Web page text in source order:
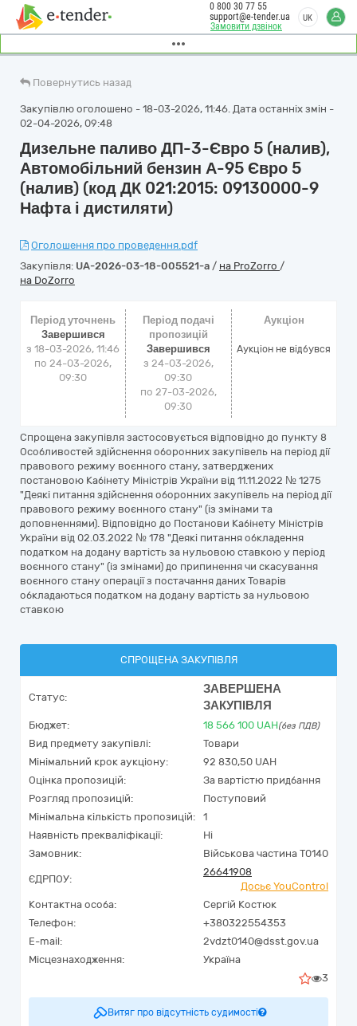
Замовити дзвінок
0 800 30 77 55
support@e-tender.ua
UK
Повернутись назад
Закупівлю оголошено - 18-03-2026, 11:46. Дата останніх змін -
02-04-2026, 09:48
Дизельне паливо ДП-3-Євро 5 (налив),
Автомобільний бензин А-95 Євро 5
(налив) (код ДК 021:2015: 09130000-9
Нафта і дистиляти)
Оголошення про проведення.pdf
Закупівля: UA-2026-03-18-005521-a / на ProZorro /
на DoZorro
Період уточнень
Завершився
з 18-03-2026, 11:46
по 24-03-2026,
09:30
Період подачі
пропозицій
Завершився
з 24-03-2026,
09:30
по 27-03-2026,
09:30
Аукціон
Аукціон не відбувся
Спрощена закупівля застосовується відповідно до пункту 8
Особливостей здійснення оборонних закупівель на період дії
правового режиму воєнного стану, затверджених
постановою Кабінету Міністрів України від 11.11.2022 № 1275
"Деякі питання здійснення оборонних закупівель на період дії
правового режиму воєнного стану" (із змінами та
доповненнями). Відповідно до Постанови Кабінету Міністрів
України від 02.03.2022 № 178 "Деякі питання обкладення
податком на додану вартість за нульовою ставкою у період
воєнного стану" (із змінами) до припинення чи скасування
воєнного стану операції з постачання даних Товарів
обкладаються податком на додану вартість за нульовою
ставкою
СПРОЩЕНА ЗАКУПІВЛЯ
Статус:
ЗАВЕРШЕНА
ЗАКУПІВЛЯ
Бюджет: 18 566 100 UAH(без ПДВ)
Вид предмету закупівлі:
Товари
Мінімальний крок аукціону:
92 830,50 UAH
Оцінка пропозицій:
За вартістю придбання
Розгляд пропозицій:
Поступовий
Мінімальна кількість пропозицій:
1
Наявність прекваліфікації:
Ні
Замовник:
Військова частина Т0140
ЄДРПОУ:
26641908
Досьє YouControl
Контактна особа:
Сергій Костюк
Телефон:
+380322554353
E-mail:
2vdzt0140@dsst.gov.ua
Місцезнаходження:
Україна
3
Витяг про відсутність судимості